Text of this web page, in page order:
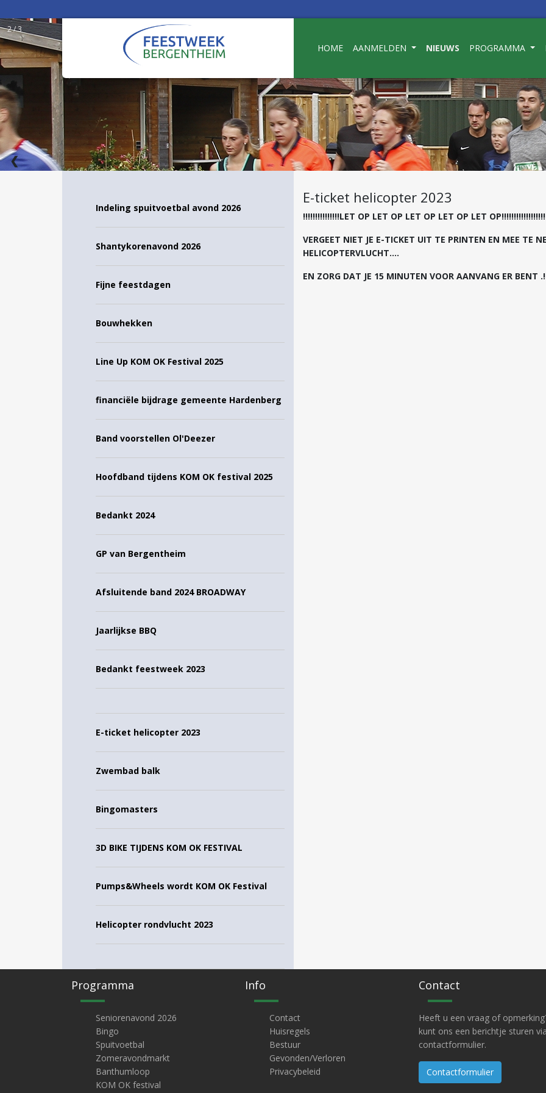
2 / 3
15 t/m 20 juni
WEEK 25
❮
HOME AANMELDEN NIEUWS PROGRAMMA
Indeling spuitvoetbal avond 2026
Shantykorenavond 2026
Fijne feestdagen
Bouwhekken
Line Up KOM OK Festival 2025
financiële bijdrage gemeente Hardenberg
Band voorstellen Ol'Deezer
Hoofdband tijdens KOM OK festival 2025
Bedankt 2024
GP van Bergentheim
Afsluitende band 2024 BROADWAY
Jaarlijkse BBQ
Bedankt feestweek 2023
E-ticket helicopter 2023
Zwembad balk
Bingomasters
3D BIKE TIJDENS KOM OK FESTIVAL
Pumps&Wheels wordt KOM OK Festival
Helicopter rondvlucht 2023
E-ticket helicopter 2023
!!!!!!!!!!!!!!!LET OP LET OP LET OP LET OP LET
VERGEET NIET JE E-TICKET UIT TE PRINTEN EN MEE TE
HELICOPTERVLUCHT....
EN ZORG DAT JE 15 MINUTEN VOOR AANVANG ER BENT
Programma
Seniorenavond 2026
Bingo
Spuitvoetbal
Zomeravondmarkt
Banthumloop
KOM OK festival
Info
Contact
Huisregels
Bestuur
Gevonden/Verloren
Privacybeleid
Contact
Heeft u een vraag of
kunt ons een berichtje sturen
contactformulier.
Contactformulier